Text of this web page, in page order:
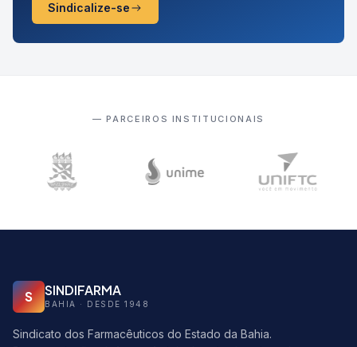
Sindicalize-se
— PARCEIROS INSTITUCIONAIS
S SINDIFARMA
BAHIA · DESDE 1948
Sindicato dos Farmacêuticos do Estado da Bahia.